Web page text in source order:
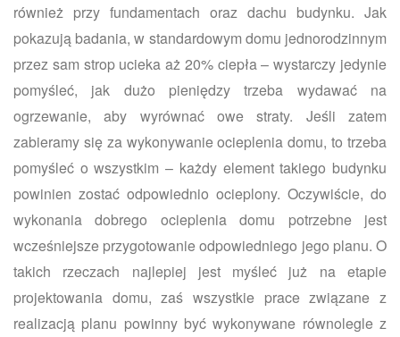
również przy fundamentach oraz dachu budynku. Jak
pokazują badania, w standardowym domu jednorodzinnym
przez sam strop ucieka aż 20% ciepła – wystarczy jedynie
pomyśleć, jak dużo pieniędzy trzeba wydawać na
ogrzewanie, aby wyrównać owe straty. Jeśli zatem
zabieramy się za wykonywanie ocieplenia domu, to trzeba
pomyśleć o wszystkim – każdy element takiego budynku
powinien zostać odpowiednio ocieplony. Oczywiście, do
wykonania dobrego ocieplenia domu potrzebne jest
wcześniejsze przygotowanie odpowiedniego jego planu. O
takich rzeczach najlepiej jest myśleć już na etapie
projektowania domu, zaś wszystkie prace związane z
realizacją planu powinny być wykonywane równolegle z